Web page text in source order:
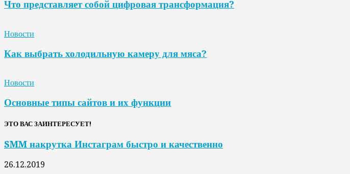
Что представляет собой цифровая трансформация?
Новости
Как выбрать холодильную камеру для мяса?
Новости
Основные типы сайтов и их функции
ЭТО ВАС ЗАИНТЕРЕСУЕТ!
SMM накрутка Инстаграм быстро и качественно
26.12.2019